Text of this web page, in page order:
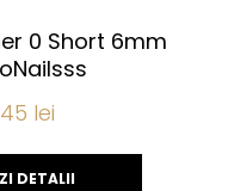
0 Short 6mm
45 lei
DETALII